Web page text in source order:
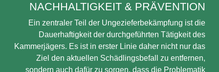
NACHHALTIGKEIT & PRÄVENTION
Ein zentraler Teil der Ungezieferbekämpfung ist die
Dauerhaftigkeit der durchgeführten Tätigkeit des
Kammerjägers. Es ist in erster Linie daher nicht nur das
Ziel den aktuellen Schädlingsbefall zu entfernen,
sondern auch dafür zu sorgen, dass die Problematik